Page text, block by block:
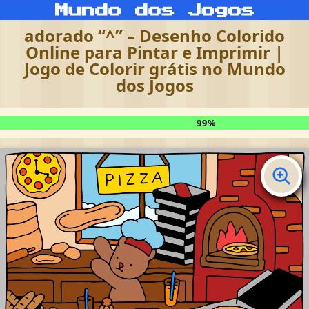
adorado “^” – Desenho Colorido
Online para Pintar e Imprimir |
Jogo de Colorir grátis no Mundo
dos Jogos
99%